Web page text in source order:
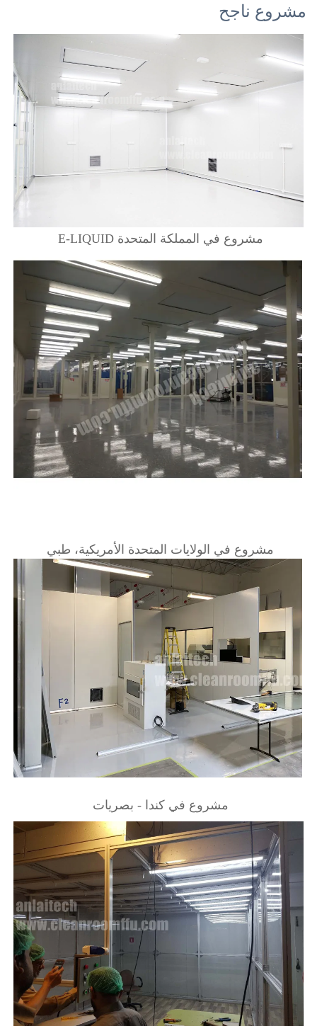
مشروع ناجح
مشروع في المملكة المتحدة E-LIQUID
مشروع في الولايات المتحدة الأمريكية، طبي
مشروع في كندا - بصريات